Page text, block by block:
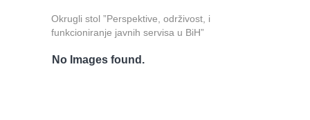
Okrugli stol ”Perspektive, održivost, i
funkcioniranje javnih servisa u BiH”
No Images found.